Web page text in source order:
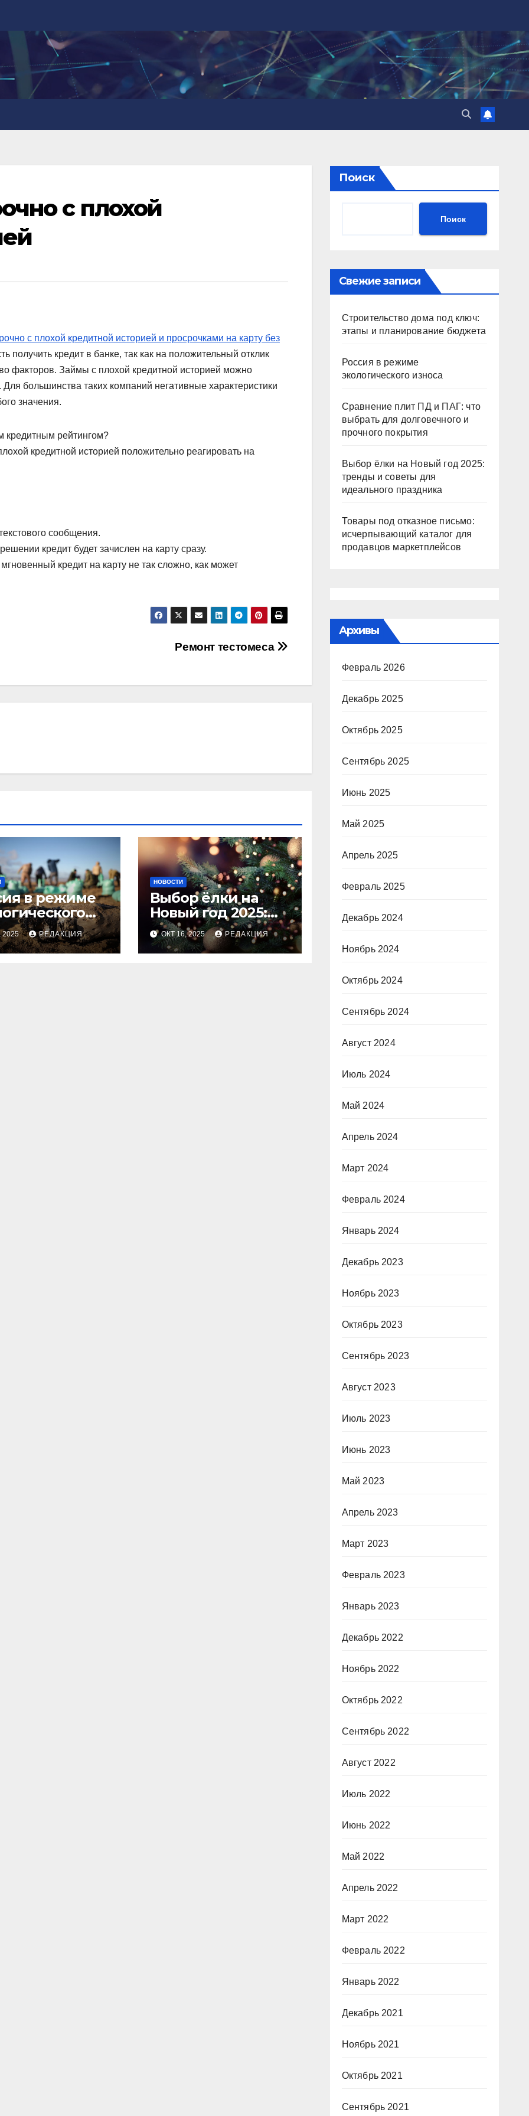
с плохой
с плохой кредитной историей и просрочками на карту без
получить кредит в банке, так как на положительный отклик
факторов. Займы с плохой кредитной историей можно
большинства таких компаний негативные характеристики
значения.
кредитным рейтингом?
кредитной историей положительно реагировать на
сообщения.
кредит будет зачислен на карту сразу.
кредит на карту не так сложно, как может
Ремонт тестомеса
в режиме
2025 РЕДАКЦИЯ
НОВОСТИ
Выбор ёлки на
Новый год 2025:
тренды и советы
для идеального
праздника
ОКТ 16, 2025 РЕДАКЦИЯ
Поиск
Поиск
Свежие записи
Строительство дома под ключ:
этапы и планирование бюджета
Россия в режиме
экологического износа
Сравнение плит ПД и ПАГ: что
выбрать для долговечного и
прочного покрытия
Выбор ёлки на Новый год 2025:
тренды и советы для
идеального праздника
Товары под отказное письмо:
исчерпывающий каталог для
продавцов маркетплейсов
Архивы
Февраль 2026
Декабрь 2025
Октябрь 2025
Сентябрь 2025
Июнь 2025
Май 2025
Апрель 2025
Февраль 2025
Декабрь 2024
Ноябрь 2024
Октябрь 2024
Сентябрь 2024
Август 2024
Июль 2024
Май 2024
Апрель 2024
Март 2024
Февраль 2024
Январь 2024
Декабрь 2023
Ноябрь 2023
Октябрь 2023
Сентябрь 2023
Август 2023
Июль 2023
Июнь 2023
Май 2023
Апрель 2023
Март 2023
Февраль 2023
Январь 2023
Декабрь 2022
Ноябрь 2022
Октябрь 2022
Сентябрь 2022
Август 2022
Июль 2022
Июнь 2022
Май 2022
Апрель 2022
Март 2022
Февраль 2022
Январь 2022
Декабрь 2021
Ноябрь 2021
Октябрь 2021
Сентябрь 2021